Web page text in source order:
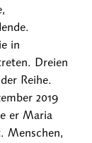
in
Dreien
Reihe.
2019
er Maria
Menschen,